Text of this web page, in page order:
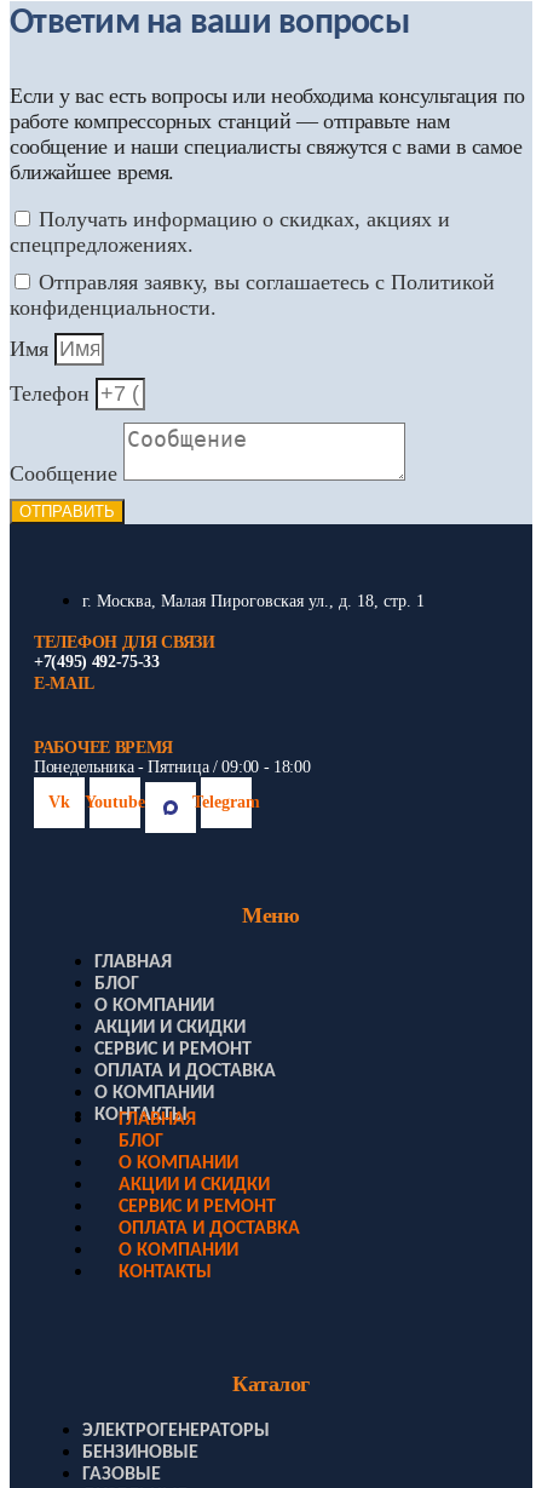
Ответим на ваши вопросы
Если у вас есть вопросы или необходима консультация по
работе компрессорных станций — отправьте нам
сообщение и наши специалисты свяжутся с вами в самое
ближайшее время.
Получать информацию о скидках, акциях и
спецпредложениях.
Отправляя заявку, вы соглашаетесь с Политикой
конфиденциальности.
Имя
Телефон
Сообщение
ОТПРАВИТЬ
г. Москва, Малая Пироговская ул., д. 18, стр. 1
ТЕЛЕФОН ДЛЯ СВЯЗИ
+7(495) 492-75-33
E-MAIL
РАБОЧЕЕ ВРЕМЯ
Понедельника - Пятница / 09:00 - 18:00
Vk
Youtube Telegram
Меню
ГЛАВНАЯ
БЛОГ
О КОМПАНИИ
АКЦИИ И СКИДКИ
СЕРВИС И РЕМОНТ
ОПЛАТА И ДОСТАВКА
О КОМПАНИИ
КОНТАКТЫ
ГЛАВНАЯ
БЛОГ
О КОМПАНИИ
АКЦИИ И СКИДКИ
СЕРВИС И РЕМОНТ
ОПЛАТА И ДОСТАВКА
О КОМПАНИИ
КОНТАКТЫ
Каталог
ЭЛЕКТРОГЕНЕРАТОРЫ
БЕНЗИНОВЫЕ
ГАЗОВЫЕ